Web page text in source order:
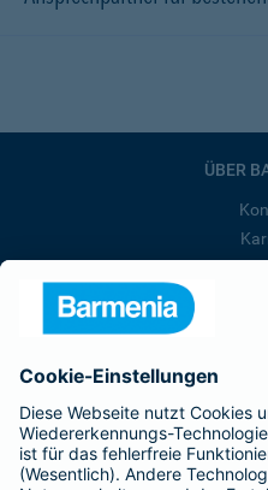
ÜBER
Barmenia ist Teil
Kranken-